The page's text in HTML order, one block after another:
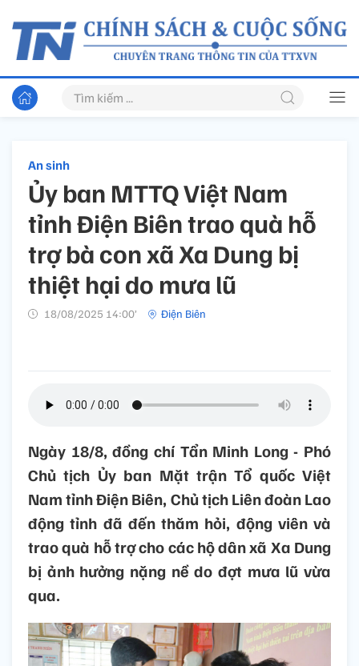
An sinh
Ủy ban MTTQ Việt Nam
tỉnh Điện Biên trao quà hỗ
trợ bà con xã Xa Dung bị
thiệt hại do mưa lũ
18/08/2025 14:00’ Điện Biên
Ngày 18/8, đồng chí Tẩn Minh Long - Phó
Chủ tịch Ủy ban Mặt trận Tổ quốc Việt
Nam tỉnh Điện Biên, Chủ tịch Liên đoàn Lao
động tỉnh đã đến thăm hỏi, động viên và
trao quà hỗ trợ cho các hộ dân xã Xa Dung
bị ảnh hưởng nặng nề do đợt mưa lũ vừa
qua.